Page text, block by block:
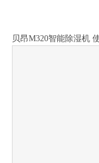
贝昂M320智能除湿机